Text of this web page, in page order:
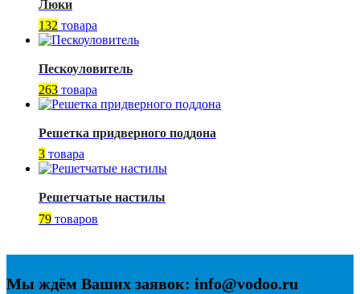
Люки
132 товара
Пескоуловитель
263 товара
Решетка придверного поддона
3 товара
Решетчатые настилы
79 товаров
Мы ждём Ваших заявок: info@vodoo.ru